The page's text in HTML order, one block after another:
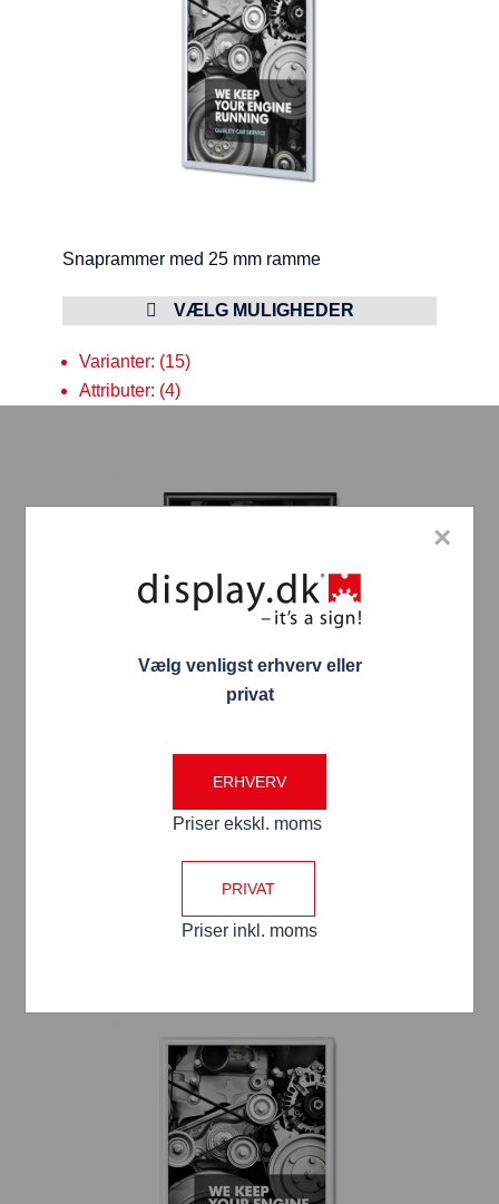
Snaprammer med 25 mm ramme
VÆLG MULIGHEDER
Varianter: (15)
Attributer: (4)
Snaprammer SORT med 25 mm
VÆLG MULIGHEDER
Vælg venligst erhverv eller
privat
ERHVERV
Priser ekskl. moms
PRIVAT
Priser inkl. moms
×